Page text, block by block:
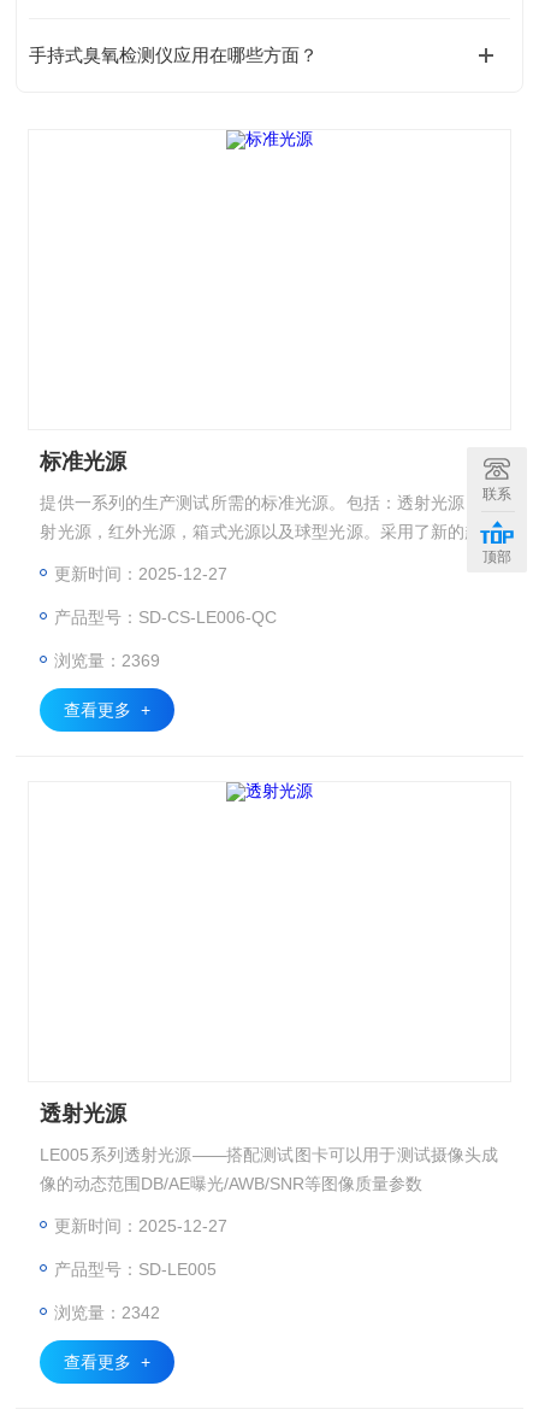
手持式臭氧检测仪应用在哪些方面？
标准光源
提供一系列的生产测试所需的标准光源。包括：透射光源，反
射光源，红外光源，箱式光源以及球型光源。采用了新的超高
显色指数LED技术，在达到真实还原色彩的同时，可以达到非
更新时间：2025-12-27
产品型号：SD-CS-LE006-QC
浏览量：2369
查看更多 +
透射光源
LE005系列透射光源——搭配测试图卡可以用于测试摄像头成
像的动态范围DB/AE曝光/AWB/SNR等图像质量参数
更新时间：2025-12-27
产品型号：SD-LE005
浏览量：2342
查看更多 +
联系
顶部